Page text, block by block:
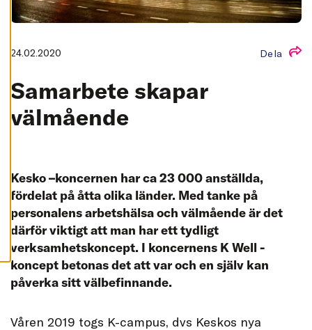
A
C
P
T
R
C
O
O
I
E
S
24.02.2020 Dela
Samarbete skapar
välmående
Kesko –koncernen har ca 23 000 anställda,
fördelat på åtta olika länder. Med tanke på
personalens arbetshälsa och välmående är det
därför viktigt att man har ett tydligt
verksamhetskoncept. I koncernens K Well -
koncept betonas det att var och en själv kan
påverka sitt välbefinnande.
Våren 2019 togs K-campus, dvs Keskos nya